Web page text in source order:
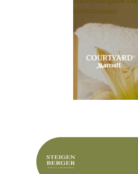
01099 Dresden